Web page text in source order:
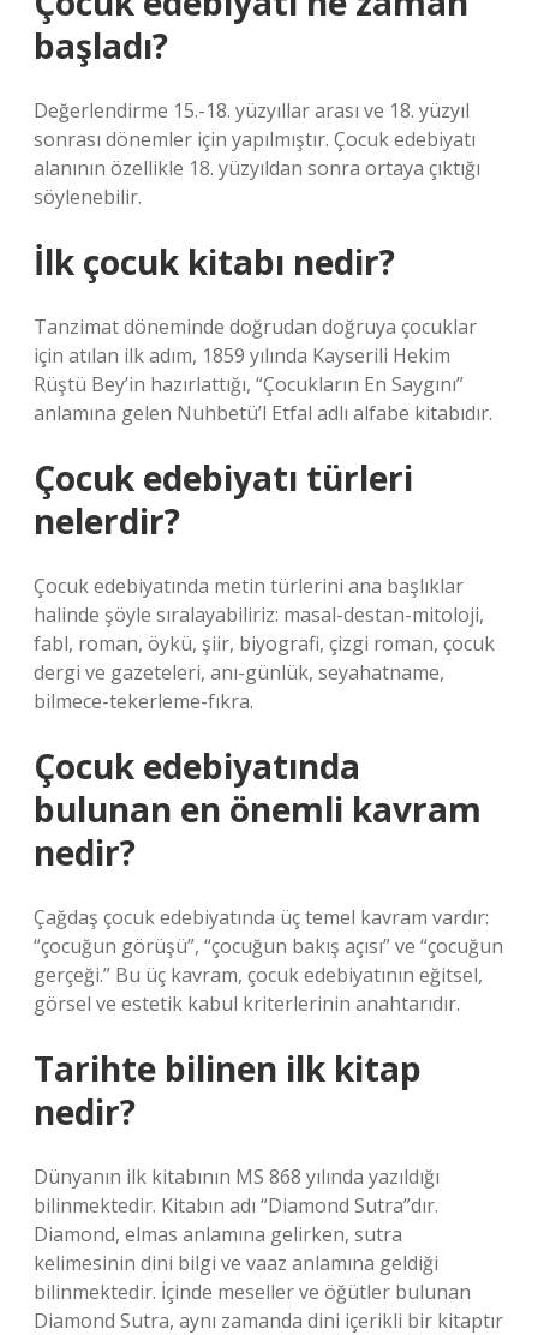
başladı?
Değerlendirme 15.-18. yüzyıllar arası ve 18. yüzyıl
sonrası dönemler için yapılmıştır. Çocuk edebiyatı
alanının özellikle 18. yüzyıldan sonra ortaya çıktığı
söylenebilir.
İlk çocuk kitabı nedir?
Tanzimat döneminde doğrudan doğruya çocuklar
için atılan ilk adım, 1859 yılında Kayserili Hekim
Rüştü Bey’in hazırlattığı, “Çocukların En Saygını”
anlamına gelen Nuhbetü’l Etfal adlı alfabe kitabıdır.
Çocuk edebiyatı türleri
nelerdir?
Çocuk edebiyatında metin türlerini ana başlıklar
halinde şöyle sıralayabiliriz: masal-destan-mitoloji,
fabl, roman, öykü, şiir, biyografi, çizgi roman, çocuk
dergi ve gazeteleri, anı-günlük, seyahatname,
bilmece-tekerleme-fıkra.
Çocuk edebiyatında
bulunan en önemli kavram
nedir?
Çağdaş çocuk edebiyatında üç temel kavram vardır:
“çocuğun görüşü”, “çocuğun bakış açısı” ve “çocuğun
gerçeği.” Bu üç kavram, çocuk edebiyatının eğitsel,
görsel ve estetik kabul kriterlerinin anahtarıdır.
Tarihte bilinen ilk kitap
nedir?
Dünyanın ilk kitabının MS 868 yılında yazıldığı
bilinmektedir. Kitabın adı “Diamond Sutra”dır.
Diamond, elmas anlamına gelirken, sutra
kelimesinin dini bilgi ve vaaz anlamına geldiği
bilinmektedir. İçinde meseller ve öğütler bulunan
Diamond Sutra, aynı zamanda dini içerikli bir kitaptır